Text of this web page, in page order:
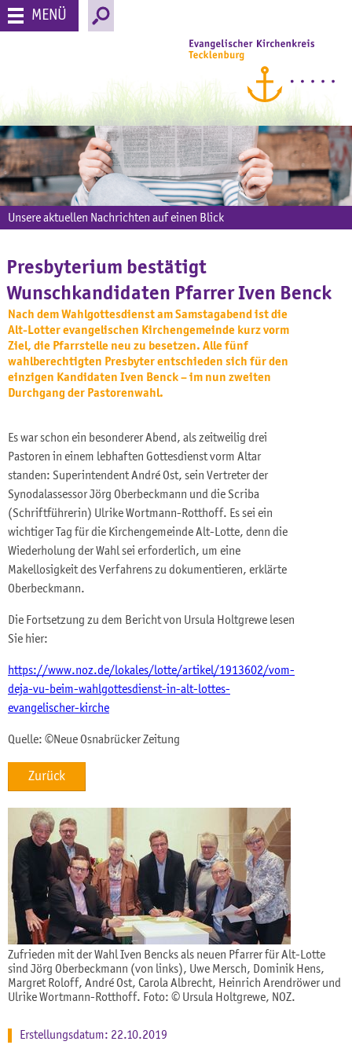
MENÜ
Unsere aktuellen Nachrichten auf einen Blick
Presbyterium bestätigt
Wunschkandidaten Pfarrer Iven Benck
Nach dem Wahlgottesdienst am Samstagabend ist die
Alt-Lotter evangelischen Kirchengemeinde kurz vorm
Ziel, die Pfarrstelle neu zu besetzen. Alle fünf
wahlberechtigten Presbyter entschieden sich für den
einzigen Kandidaten Iven Benck – im nun zweiten
Durchgang der Pastorenwahl.
Es war schon ein besonderer Abend, als zeitweilig drei
Pastoren in einem lebhaften Gottesdienst vorm Altar
standen: Superintendent André Ost, sein Vertreter der
Synodalassessor Jörg Oberbeckmann und die Scriba
(Schriftführerin) Ulrike Wortmann-Rotthoff. Es sei ein
wichtiger Tag für die Kirchengemeinde Alt-Lotte, denn die
Wiederholung der Wahl sei erforderlich, um eine
Makellosigkeit des Verfahrens zu dokumentieren, erklärte
Oberbeckmann.
Die Fortsetzung zu dem Bericht von Ursula Holtgrewe lesen
Sie hier:
https://www.noz.de/lokales/lotte/artikel/1913602/vom-
deja-vu-beim-wahlgottesdienst-in-alt-lottes-
evangelischer-kirche
Quelle: ©Neue Osnabrücker Zeitung
Zurück
Zufrieden mit der Wahl Iven Bencks als neuen Pfarrer für Alt-Lotte
sind Jörg Oberbeckmann (von links), Uwe Mersch, Dominik Hens,
Margret Roloff, André Ost, Carola Albrecht, Heinrich Arendröwer und
Ulrike Wortmann-Rotthoff. Foto: © Ursula Holtgrewe, NOZ.
Erstellungsdatum: 22.10.2019